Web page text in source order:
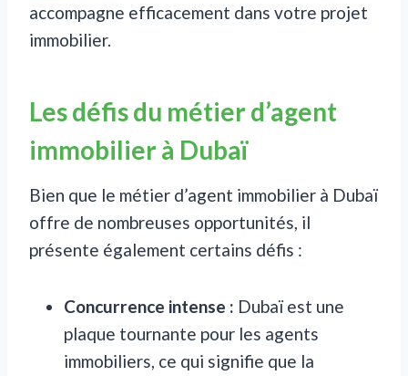
accompagne efficacement dans votre projet
immobilier.
Les défis du métier d’agent
immobilier à Dubaï
Bien que le métier d’agent immobilier à Dubaï
offre de nombreuses opportunités, il
présente également certains défis :
Concurrence intense : Dubaï est une
plaque tournante pour les agents
immobiliers, ce qui signifie que la